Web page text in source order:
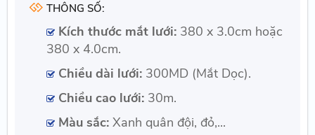
THÔNG SỐ:
Kích thước mắt lưới:380 x 3.0cm hoặc
380 x 4.0cm.
Chiều dài lưới:300MD (Mắt Dọc).
Chiều cao lưới:30m.
Màu sắc:Xanh quân đội, đỏ,...